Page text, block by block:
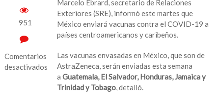
951
Comentarios
desactivados
Marcelo Ebrard, secretario de Relaciones
Exteriores (SRE), informó este martes que
México enviará vacunas contra el COVID-19 a
países centroamericanos y caribeños.
Las vacunas envasadas en México, que son de
AstraZeneca, serán enviadas esta semana
a Guatemala, El Salvador, Honduras, Jamaica y
Trinidad y Tobago, detalló.